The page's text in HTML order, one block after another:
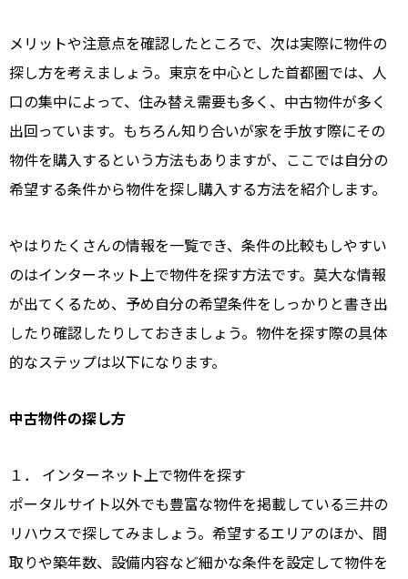
メリットや注意点を確認したところで、次は実際に物件の
探し方を考えましょう。東京を中心とした首都圏では、人
口の集中によって、住み替え需要も多く、中古物件が多く
出回っています。もちろん知り合いが家を手放す際にその
物件を購入するという方法もありますが、ここでは自分の
希望する条件から物件を探し購入する方法を紹介します。
やはりたくさんの情報を一覧でき、条件の比較もしやすい
のはインターネット上で物件を探す方法です。莫大な情報
が出てくるため、予め自分の希望条件をしっかりと書き出
したり確認したりしておきましょう。物件を探す際の具体
的なステップは以下になります。
中古物件の探し方
１． インターネット上で物件を探す
ポータルサイト以外でも豊富な物件を掲載している三井の
リハウスで探してみましょう。希望するエリアのほか、間
取りや築年数、設備内容など細かな条件を設定して物件を